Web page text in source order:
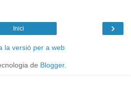
›
Inici
la versió per a web
de Blogger.